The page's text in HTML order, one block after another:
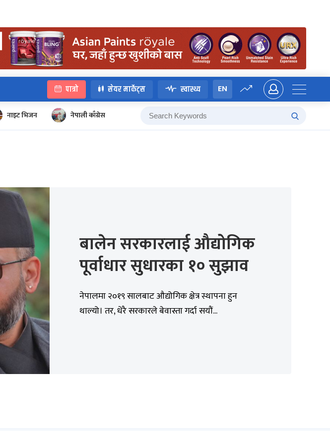
पात्रो सेयर मार्केट्स स्वास्थ्य EN
नाइट भिजन नेपाली काँग्रेस
बालेन सरकारलाई औद्योगिक
पूर्वाधार सुधारका १० सुझाव
नेपालमा २०१९ सालबाट औद्योगिक क्षेत्र स्थापना हुन
थाल्यो। तर, धेरै सरकारले बेवास्ता गर्दा सयौं...